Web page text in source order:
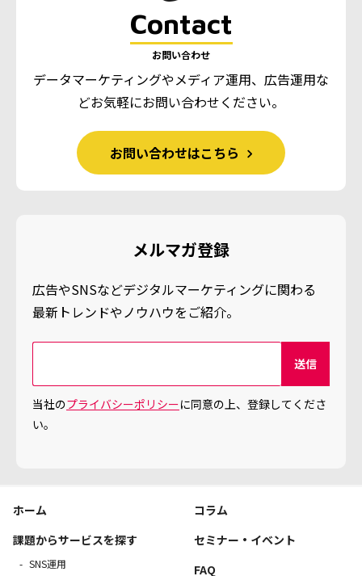
Contact
お問い合わせ
データマーケティングやメディア運用、広告運用な
どお気軽にお問い合わせください。
お問い合わせはこちら
メルマガ登録
広告やSNSなどデジタルマーケティングに関わる
最新トレンドやノウハウをご紹介。
当社のプライバシーポリシーに同意の上、登録してくださ
い。
ホーム
課題からサービスを探す
SNS運用
コラム
セミナー・イベント
FAQ